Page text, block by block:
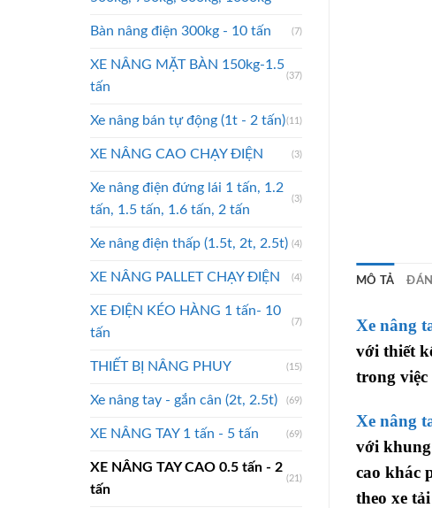
Bàn nâng điện 300kg - 10 tấn (7)
XE NÂNG MẶT BÀN 150kg-1.5
tấn
(37)
Xe nâng bán tự động (1t - 2 tấn)(11)
XE NÂNG CAO CHẠY ĐIỆN (3)
Xe nâng điện đứng lái 1 tấn, 1.2
tấn, 1.5 tấn, 1.6 tấn, 2 tấn
(3)
Xe nâng điện thấp (1.5t, 2t, 2.5t) (4)
XE NÂNG PALLET CHẠY ĐIỆN (4)
XE ĐIỆN KÉO HÀNG 1 tấn- 10
tấn
(7)
THIẾT BỊ NÂNG PHUY (15)
Xe nâng tay - gắn cân (2t, 2.5t) (69)
XE NÂNG TAY 1 tấn - 5 tấn (69)
XE NÂNG TAY CAO 0.5 tấn - 2
tấn
(21)
MÔ TẢ
Xe nâng
với thiết
trong
Xe nâng
với khung
cao khác
theo xe